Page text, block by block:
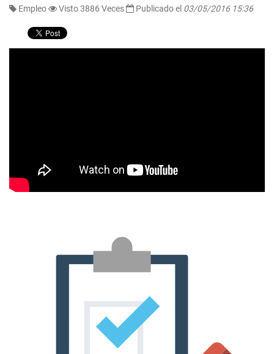
Empleo Visto 3886 Veces Publicado el 03/05/2016 15:36